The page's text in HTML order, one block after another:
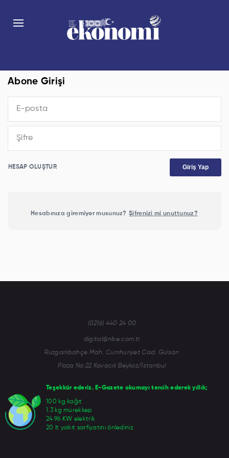
Abone Girişi
HESAP OLUŞTUR Giriş Yap
Hesabınıza giremiyor musunuz? Şifrenizi mi unuttunuz?
Teşekkür ederiz. E-Gazete okumayı tercih ederek yıllık;
100 kg kağıt
1.3 kg mürekkep
24.96 KW elektrik
20 lt yakıt sarfiyatını önlediniz
(0216) 440 24 00
digital@nbe.com.tr
Rüzgarlıbahçe Mah. Cumhuriyet Cad. Gülsan
Plaza No:22 Kavacık Beykoz/İstanbul